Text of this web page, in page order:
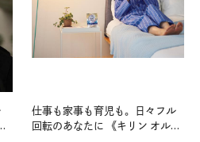
仕事も家事も育児も。日々フル
回転のあなたに 《キリン オルニ